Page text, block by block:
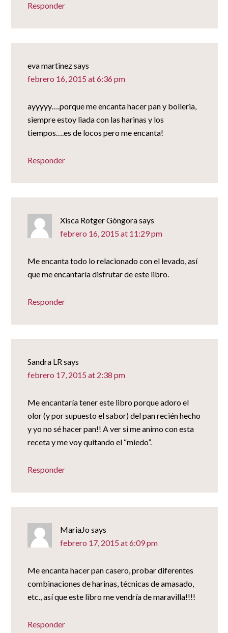
Responder
eva martinezsays
febrero 16, 2015 at 6:36 pm
ayyyyy….porque me encanta hacer pan y bolleria,
siempre estoy liada con las harinas y los
tiempos….es de locos pero me encanta!
Responder
Xisca Rotger Góngorasays
febrero 16, 2015 at 11:29 pm
Me encanta todo lo relacionado con el levado, así
que me encantaría disfrutar de este libro.
Responder
Sandra LRsays
febrero 17, 2015 at 2:38 pm
Me encantaría tener este libro porque adoro el
olor (y por supuesto el sabor) del pan recién hecho
y yo no sé hacer pan!! A ver si me animo con esta
receta y me voy quitando el “miedo”.
Responder
MariaJosays
febrero 17, 2015 at 6:09 pm
Me encanta hacer pan casero, probar diferentes
combinaciones de harinas, técnicas de amasado,
etc., así que este libro me vendría de maravilla!!!!
Responder